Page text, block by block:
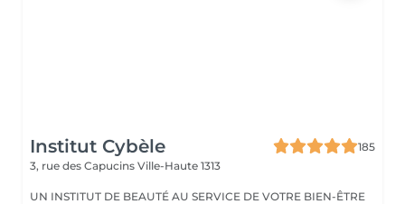
Institut Cybèle
185
3, rue des Capucins Ville-Haute 1313
UN INSTITUT DE BEAUTÉ AU SERVICE DE VOTRE BIEN-ÊTRE